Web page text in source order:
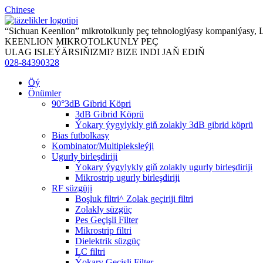
Chinese
“Sichuan Keenlion” mikrotolkunly peç tehnologiýasy kompaniýasy,
KEENLION MIKROTOLKUNLY PEÇ
ULAG ISLEÝÄRSIŇIZMI? BIZE INDI JAŇ EDIŇ
028-84390328
Öý
Önümler
90°3dB Gibrid Köpri
3dB Gibrid Köprü
Ýokary ýygylykly giň zolakly 3dB gibrid köprü
Bias futbolkasy
Kombinator/Multipleksleýji
Ugurly birleşdiriji
Ýokary ýygylykly giň zolakly ugurly birleşdiriji
Mikrostrip ugurly birleşdiriji
RF süzgüji
Boşluk filtri^ Zolak geçiriji filtri
Zolakly süzgüç
Pes Geçişli Filter
Mikrostrip filtri
Dielektrik süzgüç
LC filtri